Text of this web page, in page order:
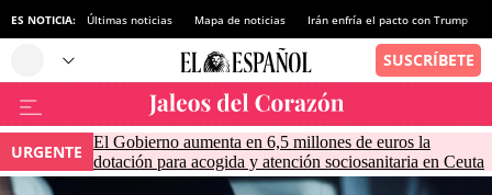
ES NOTICIA: Últimas noticias Mapa de noticias Irán enfría el pacto con Trump
URGENTE
El Gobierno aumenta en 6,5 millones de euros la
dotación para acogida y atención sociosanitaria en Ceuta